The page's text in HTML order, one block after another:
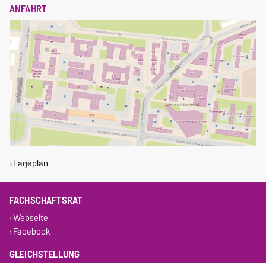
ANFAHRT
Lageplan
FACHSCHAFTSRAT
Webseite
Facebook
GLEICHSTELLUNG